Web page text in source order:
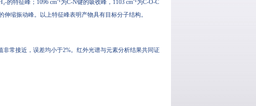
的特征峰；1096 cm⁻¹为C-N键的吸收峰，1103 cm⁻¹为C-O-C
伸缩振动峰。以上特征峰表明产物具有目标分子结构。
常接近，误差均小于2%。红外光谱与元素分析结果共同证